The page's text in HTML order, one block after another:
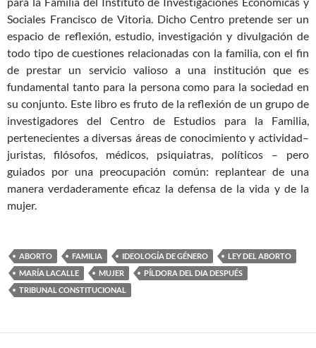
Sociales Francisco de Vitoria. Dicho Centro pretende ser un
espacio de reflexión, estudio, investigación y divulgación de
todo tipo de cuestiones relacionadas con la familia, con el fin
de prestar un servicio valioso a una institución que es
fundamental tanto para la persona como para la sociedad en
su conjunto. Este libro es fruto de la reflexión de un grupo de
investigadores del Centro de Estudios para la Familia,
pertenecientes a diversas áreas de conocimiento y actividad–
juristas, filósofos, médicos, psiquiatras, políticos – pero
guiados por una preocupación común: replantear de una
manera verdaderamente eficaz la defensa de la vida y de la
mujer.
ABORTO FAMILIA IDEOLOGÍA DE GÉNERO
LEY DEL ABORTO
MARÍA LACALLE
MUJER
PÍLDORA DEL DIA DESPUÉS
TRIBUNAL CONSTITUCIONAL